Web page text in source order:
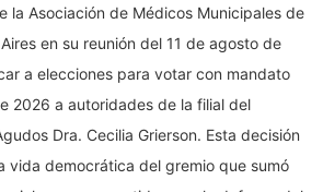
la Asociación de Médicos Municipales de
en su reunión del 11 de agosto de
a elecciones para votar con mandato
2026 a autoridades de la filial del
Dra. Cecilia Grierson. Esta decisión
vida democrática del gremio que sumó